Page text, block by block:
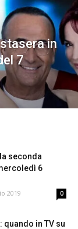
in
7
seconda
6
2019 0
quando in TV su